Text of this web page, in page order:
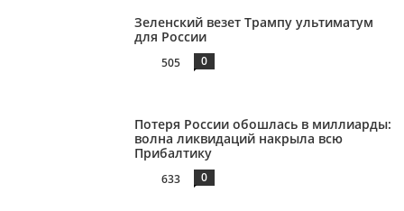
Зеленский везет Трампу ультиматум
для России
505 0
Потеря России обошлась в миллиарды:
волна ликвидаций накрыла всю
Прибалтику
633 0